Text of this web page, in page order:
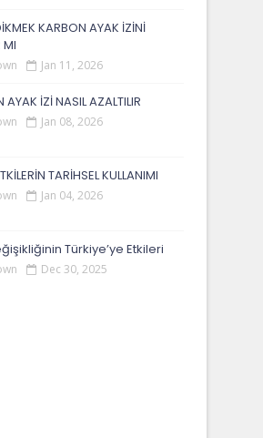
KARBON AYAK İZİNİ
MI
Jan 11, 2026
AYAK İZİ NASIL AZALTILIR
Jan 08, 2026
TARİHSEL KULLANIMI
Jan 04, 2026
Türkiye’ye Etkileri
Dec 30, 2025